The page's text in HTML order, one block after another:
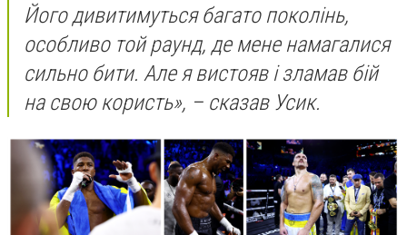
Його дивитимуться багато поколінь,
особливо той раунд, де мене намагалися
сильно бити. Але я вистояв і зламав бій
на свою користь», – сказав Усик.